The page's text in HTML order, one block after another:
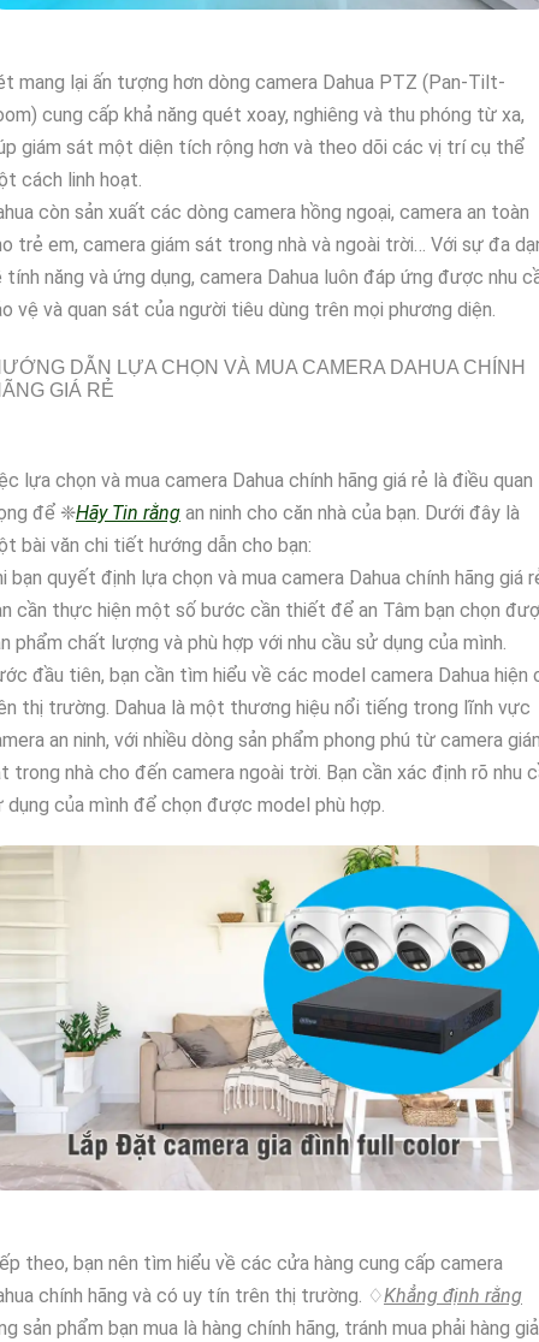
mang lại ấn tượng hơn dòng camera Dahua PTZ (Pan-Tilt-
cung cấp khả năng quét xoay, nghiêng và thu phóng từ xa,
giám sát một diện tích rộng hơn và theo dõi các vị trí cụ thể
cách linh hoạt.
còn sản xuất các dòng camera hồng ngoại, camera an toàn
trẻ em, camera giám sát trong nhà và ngoài trời… Với sự đa
tính năng và ứng dụng, camera Dahua luôn đáp ứng được nhu
vệ và quan sát của người tiêu dùng trên mọi phương diện.
DẪN LỰA CHỌN VÀ MUA CAMERA DAHUA CHÍNH
GIÁ RẺ
lựa chọn và mua camera Dahua chính hãng giá rẻ là điều quan
để ❈Hãy Tin rằng an ninh cho căn nhà của bạn. Dưới đây là
bài văn chi tiết hướng dẫn cho bạn:
bạn quyết định lựa chọn và mua camera Dahua chính hãng giá
cần thực hiện một số bước cần thiết để an Tâm bạn chọn
phẩm chất lượng và phù hợp với nhu cầu sử dụng của mình.
đầu tiên, bạn cần tìm hiểu về các model camera Dahua hiện
thị trường. Dahua là một thương hiệu nổi tiếng trong lĩnh vực
an ninh, với nhiều dòng sản phẩm phong phú từ camera
trong nhà cho đến camera ngoài trời. Bạn cần xác định rõ nhu
dụng của mình để chọn được model phù hợp.
theo, bạn nên tìm hiểu về các cửa hàng cung cấp camera
chính hãng và có uy tín trên thị trường. ♢Khẳng định rằng
sản phẩm bạn mua là hàng chính hãng, tránh mua phải hàng giả